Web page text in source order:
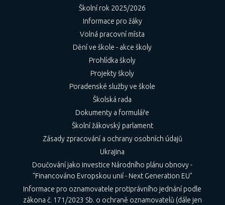
Školní rok 2025/2026
Informace pro žáky
Volná pracovní místa
Dění ve škole - akce školy
Prohlídka školy
Projekty školy
Poradenské služby ve škole
Školská rada
Dokumenty a formuláře
Školní žákovský parlament
Zásady zpracování a ochrany osobních údajů
Ukrajina
Doučování jako investice Národního plánu obnovy -
"Financováno Evropskou unií - Next Generation EU"
Informace pro oznamovatele protiprávního jednání podle
zákona č. 171/2023 Sb. o ochraně oznamovatelů (dále jen